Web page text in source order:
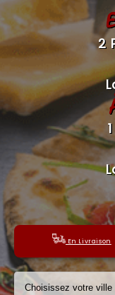
ACCUEIL
LA CARTE
VOTRE COMPTE
NOTRE
VOS AVIS
MENTIONS
C.G.V
2
En Livraison